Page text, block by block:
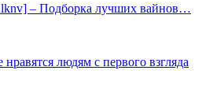
– Подборка лучших вайнов…
людям с первого взгляда